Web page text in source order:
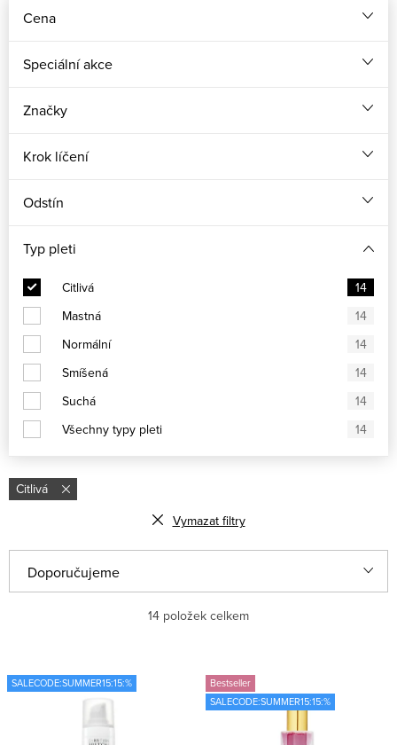
Cena
Speciální akce
Značky
Krok líčení
Odstín
Typ pleti
Citlivá
14
Mastná
14
Normální
14
Smíšená
14
Suchá
14
Všechny typy pleti
14
Citlivá
Vymazat filtry
ý
s
a
n
Doporučujeme
Nejprodávanější
14 položek celkem
SALECODE:SUMMER15:15:%
Bestseller
SALECODE:SUMMER15:15:%